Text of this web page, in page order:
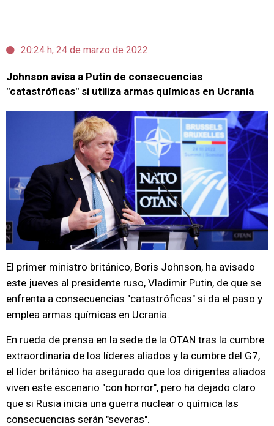
20:24 h, 24 de marzo de 2022
Johnson avisa a Putin de consecuencias
"catastróficas" si utiliza armas químicas en Ucrania
El primer ministro británico, Boris Johnson, ha avisado
este jueves al presidente ruso, Vladimir Putin, de que se
enfrenta a consecuencias "catastróficas" si da el paso y
emplea armas químicas en Ucrania.
En rueda de prensa en la sede de la OTAN tras la cumbre
extraordinaria de los líderes aliados y la cumbre del G7,
el líder británico ha asegurado que los dirigentes aliados
viven este escenario "con horror", pero ha dejado claro
que si Rusia inicia una guerra nuclear o química las
consecuencias serán "severas".